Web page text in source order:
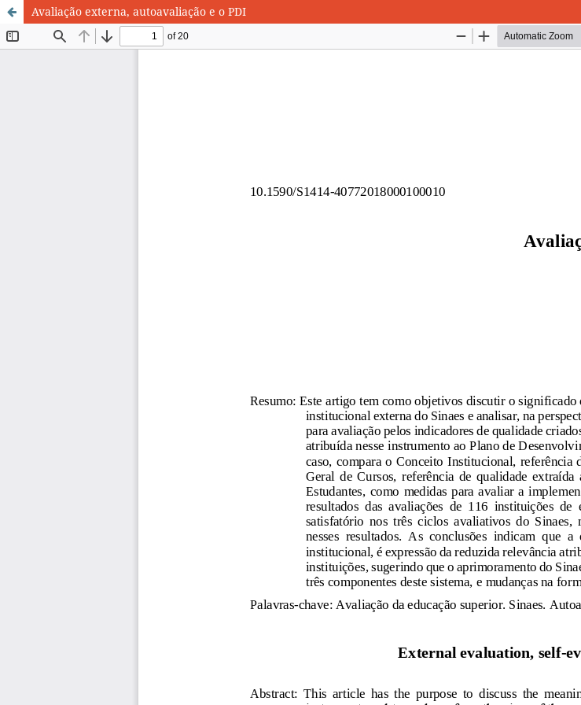
Avaliação externa, autoavaliação e o PDI